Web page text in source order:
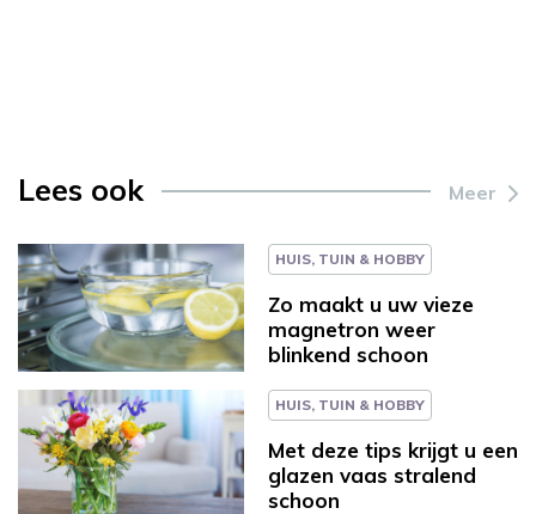
Lees ook Meer
HUIS, TUIN & HOBBY
Zo maakt u uw vieze
magnetron weer
blinkend schoon
HUIS, TUIN & HOBBY
Met deze tips krijgt u een
glazen vaas stralend
schoon